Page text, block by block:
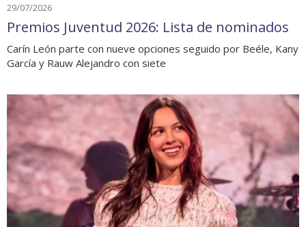
29/07/2026
Premios Juventud 2026: Lista de nominados
Carín León parte con nueve opciones seguido por Beéle, Kany
García y Rauw Alejandro con siete